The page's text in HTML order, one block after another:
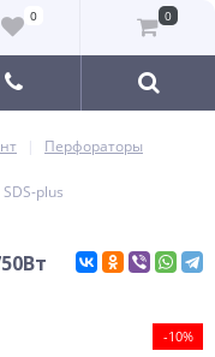
0 0
Перфораторы
plus
-10%